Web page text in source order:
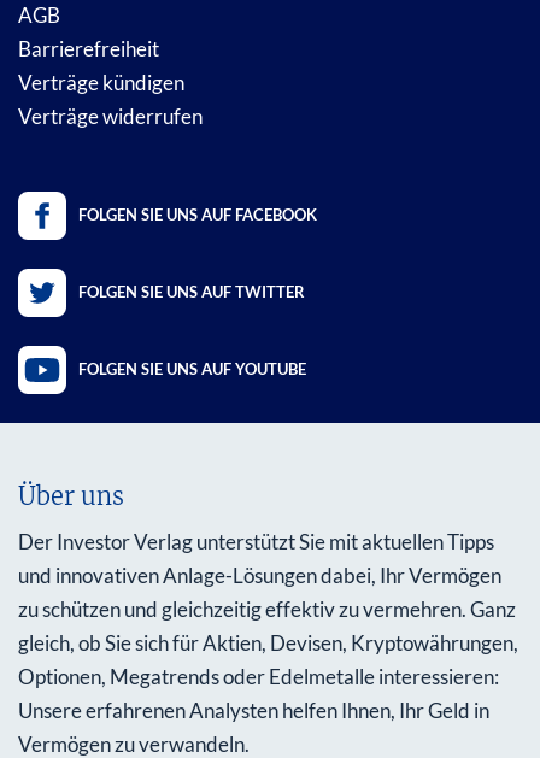
AGB
Barrierefreiheit
Verträge kündigen
Verträge widerrufen
FOLGEN SIE UNS AUF FACEBOOK
FOLGEN SIE UNS AUF TWITTER
FOLGEN SIE UNS AUF YOUTUBE
Über uns
Der Investor Verlag unterstützt Sie mit aktuellen Tipps
und innovativen Anlage-Lösungen dabei, Ihr Vermögen
zu schützen und gleichzeitig effektiv zu vermehren. Ganz
gleich, ob Sie sich für Aktien, Devisen, Kryptowährungen,
Optionen, Megatrends oder Edelmetalle interessieren:
Unsere erfahrenen Analysten helfen Ihnen, Ihr Geld in
Vermögen zu verwandeln.